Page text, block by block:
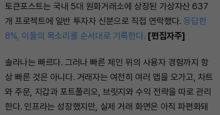
토큰포스트는 국내 5대 원화거래소에 상장된 가상자산 637
개 프로젝트에 일반 투자자 신분으로 직접 연락했다. 응답한
8%, 이들의 목소리를 순서대로 기록한다. [편집자주]
솔라나는 빠르다. 그러나 빠른 체인 위의 사용자 경험까지 항
상 빠른 것은 아니다. 거래자는 여전히 여러 앱을 오가고, 차트
와 주문, 지갑과 포트폴리오, 브릿지와 수익 전략을 따로 관리
한다. 인프라는 성장했지만, 실제 거래 화면은 아직 파편화돼